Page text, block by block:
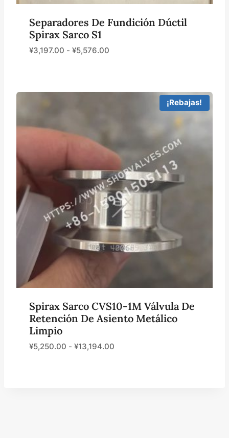
Separadores De Fundición Dúctil
Spirax Sarco S1
¥3,197.00 - ¥5,576.00
¡Rebajas!
Spirax Sarco CVS10-1M Válvula De
Retención De Asiento Metálico
Limpio
¥5,250.00 - ¥13,194.00